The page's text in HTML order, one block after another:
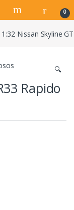
0
1:32 Nissan Skyline
🔍
Rapido